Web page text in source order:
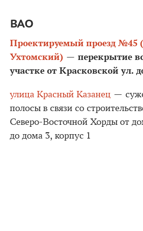
ВАО
Проектируемый проезд №45
Ухтомский) — перекрытие
участке от Красковской ул.
улица Красный Казанец —
полосы в связи со
Северо-Восточной Хорды от
до дома 3, корпус 1